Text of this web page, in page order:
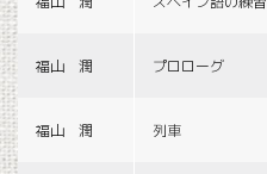
福山 潤 プロローグ
福山 潤 列車